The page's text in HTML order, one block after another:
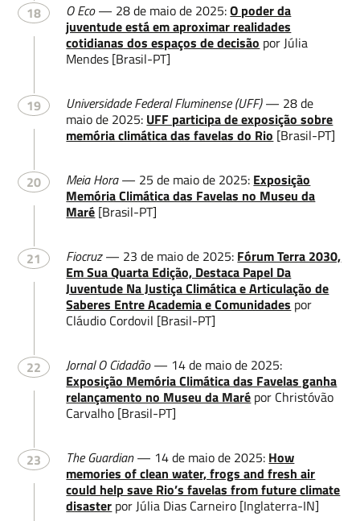
18 O Eco— 28 de maio de 2025:O poder da
juventude está em aproximar realidades
cotidianas dos espaços de decisão por Júlia
Mendes [Brasil-PT]
19 Universidade Federal Fluminense (UFF)— 28 de
maio de 2025: UFF participa de exposição sobre
memória climática das favelas do Rio [Brasil-PT]
20 Meia Hora— 25 de maio de 2025: Exposição
Memória Climática das Favelas no Museu da
Maré [Brasil-PT]
21 Fiocruz— 23 de maio de 2025: Fórum Terra 2030,
Em Sua Quarta Edição, Destaca Papel Da
Juventude Na Justiça Climática e Articulação de
Saberes Entre Academia e Comunidades por
Cláudio Cordovil [Brasil-PT]
22 Jornal O Cidadão— 14 de maio de 2025:
Exposição Memória Climática das Favelas ganha
relançamento no Museu da Maré por Christóvão
Carvalho [Brasil-PT]
23 The Guardian— 14 de maio de 2025: How
memories of clean water, frogs and fresh air
could help save Rio’s favelas from future climate
disaster por Júlia Dias Carneiro [Inglaterra-IN]